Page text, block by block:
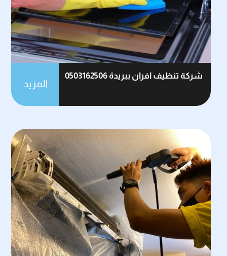
شركة تنظيف افران ببريدة 0503162506
المزيد